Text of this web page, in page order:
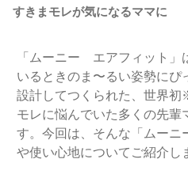
すきまモレが気になるママに
「ムーニー エアフィット」
いるときのま〜るい姿勢にぴ
設計してつくられた、世界初
モレに悩んでいた多くの先輩
す。今回は、そんな「ムー
や使い心地についてご紹介し